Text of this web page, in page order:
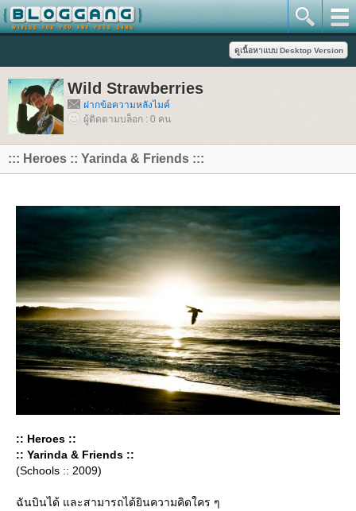
Wild Strawberries
ฝากข้อความหลังไมค์
ผู้ติดตามบล็อก : 0 คน
::: Heroes :: Yarinda & Friends :::
:: Heroes ::
:: Yarinda & Friends ::
(Schools :: 2009)
ฉันบินได้ และสามารถได้ยินความคิดใคร ๆ